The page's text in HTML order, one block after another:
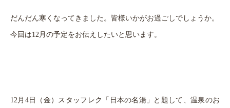
だんだん寒くなってきました。皆様いかがお過ごしでしょうか。
今回は12月の予定をお伝えしたいと思います。
12月 4日（金）スタッフレク「日本の名湯」と題して、温泉のお